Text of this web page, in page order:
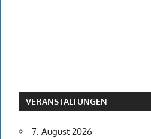
VERANSTALTUNGEN
7. August 2026